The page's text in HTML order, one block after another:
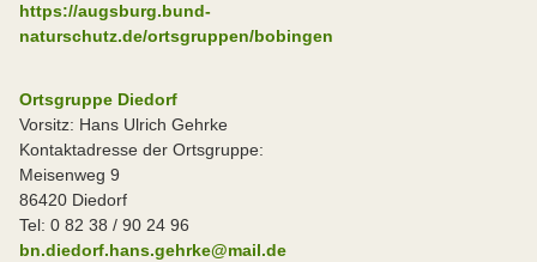
https://augsburg.bund-
naturschutz.de/ortsgruppen/bobingen
Ortsgruppe Diedorf
Vorsitz: Hans Ulrich Gehrke
Kontaktadresse der Ortsgruppe:
Meisenweg 9
86420 Diedorf
Tel: 0 82 38 / 90 24 96
bn.diedorf.hans.gehrke@mail.de